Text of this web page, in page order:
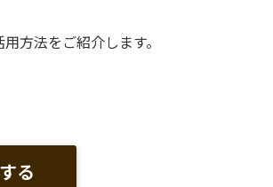
方法をご紹介します。
る